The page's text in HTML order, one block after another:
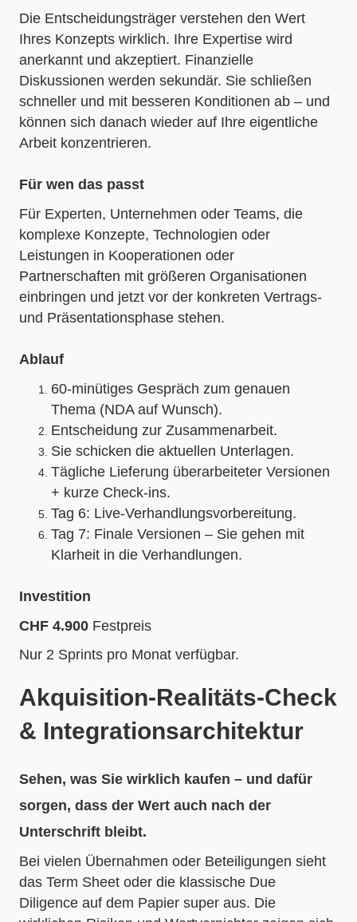
Die Entscheidungsträger verstehen den Wert
Ihres Konzepts wirklich. Ihre Expertise wird
anerkannt und akzeptiert. Finanzielle
Diskussionen werden sekundär. Sie schließen
schneller und mit besseren Konditionen ab – und
können sich danach wieder auf Ihre eigentliche
Arbeit konzentrieren.
Für wen das passt
Für Experten, Unternehmen oder Teams, die
komplexe Konzepte, Technologien oder
Leistungen in Kooperationen oder
Partnerschaften mit größeren Organisationen
einbringen und jetzt vor der konkreten Vertrags-
und Präsentationsphase stehen.
Ablauf
60-minütiges Gespräch zum genauen
Thema (NDA auf Wunsch).
Entscheidung zur Zusammenarbeit.
Sie schicken die aktuellen Unterlagen.
Tägliche Lieferung überarbeiteter Versionen
+ kurze Check-ins.
Tag 6: Live-Verhandlungsvorbereitung.
Tag 7: Finale Versionen – Sie gehen mit
Klarheit in die Verhandlungen.
Investition
CHF 4.900 Festpreis
Nur 2 Sprints pro Monat verfügbar.
Akquisition-Realitäts-Check
& Integrationsarchitektur
Sehen, was Sie wirklich kaufen – und dafür
sorgen, dass der Wert auch nach der
Unterschrift bleibt.
Bei vielen Übernahmen oder Beteiligungen sieht
das Term Sheet oder die klassische Due
Diligence auf dem Papier super aus. Die